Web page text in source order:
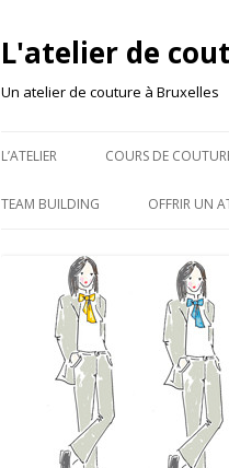
L'atelier de
Un atelier de couture à Bruxelles
L’ATELIER COURS DE
TEAM BUILDING OFFRIR UN